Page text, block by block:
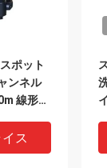
ポット
ンネル
線形
ス